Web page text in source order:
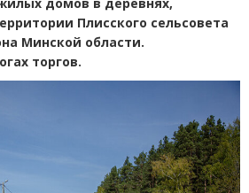
Плисского сельсовета
Минской области.
торгов.